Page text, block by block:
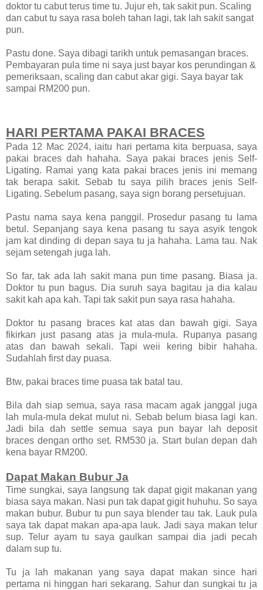
doktor tu cabut terus time tu. Jujur eh, tak sakit pun. Scaling
dan cabut tu saya rasa boleh tahan lagi, tak lah sakit sangat
pun.
Pastu done. Saya dibagi tarikh untuk pemasangan braces.
Pembayaran pula time ni saya just bayar kos perundingan &
pemeriksaan, scaling dan cabut akar gigi. Saya bayar tak
sampai RM200 pun.
HARI PERTAMA PAKAI BRACES
Pada 12 Mac 2024, iaitu hari pertama kita berpuasa, saya
pakai braces dah hahaha. Saya pakai braces jenis Self-
Ligating. Ramai yang kata pakai braces jenis ini memang
tak berapa sakit. Sebab tu saya pilih braces jenis Self-
Ligating. Sebelum pasang, saya sign borang persetujuan.
Pastu nama saya kena panggil. Prosedur pasang tu lama
betul. Sepanjang saya kena pasang tu saya asyik tengok
jam kat dinding di depan saya tu ja hahaha. Lama tau. Nak
sejam setengah juga lah.
So far, tak ada lah sakit mana pun time pasang. Biasa ja.
Doktor tu pun bagus. Dia suruh saya bagitau ja dia kalau
sakit kah apa kah. Tapi tak sakit pun saya rasa hahaha.
Doktor tu pasang braces kat atas dan bawah gigi. Saya
fikirkan just pasang atas ja mula-mula. Rupanya pasang
atas dan bawah sekali. Tapi weii kering bibir hahaha.
Sudahlah first day puasa.
Btw, pakai braces time puasa tak batal tau.
Bila dah siap semua, saya rasa macam agak janggal juga
lah mula-mula dekat mulut ni. Sebab belum biasa lagi kan.
Jadi bila dah settle semua saya pun bayar lah deposit
braces dengan ortho set. RM530 ja. Start bulan depan dah
kena bayar RM200.
Dapat Makan Bubur Ja
Time sungkai, saya langsung tak dapat gigit makanan yang
biasa saya makan. Nasi pun tak dapat gigit huhuhu. So saya
makan bubur. Bubur tu pun saya blender tau tak. Lauk pula
saya tak dapat makan apa-apa lauk. Jadi saya makan telur
sup. Telur ayam tu saya gaulkan sampai dia jadi pecah
dalam sup tu.
Tu ja lah makanan yang saya dapat makan since hari
pertama ni hinggan hari sekarang. Sahur dan sungkai tu ja